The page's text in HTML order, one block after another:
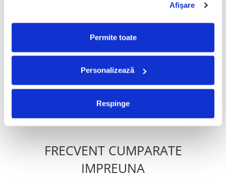
Afişare
Permite toate
Personalizează
Respinge
PRODUSE ALTERNATIVE
Zdob Și Zdub - Basta Mafia!
AC/DC- Back In Black (CD)
FRECVENT CUMPARATE
IMPREUNA